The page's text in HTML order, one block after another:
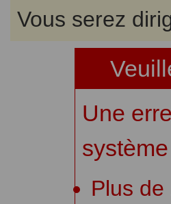
Vous serez
Une
Plus